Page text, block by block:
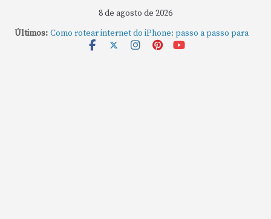
8 de agosto de 2026
Últimos: Como rotear internet do iPhone: passo a passo para
compartilhar a conexão